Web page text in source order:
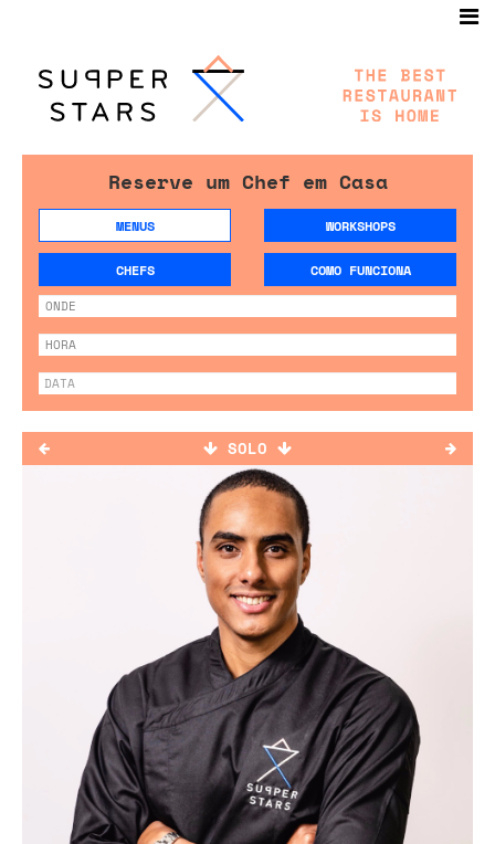
Reserve um Chef em Casa
MENUS WORKSHOPS
CHEFS COMO FUNCIONA
SOLO